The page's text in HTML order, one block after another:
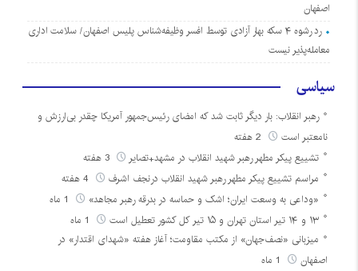
اصفهان
رد رشوه ۴ سکه بهار آزادی توسط افسر وظیفه‌شناس پلیس اصفهان/ سلامت اداری
معامله‌پذیر نیست
سیاسی
رهبر انقلاب: بار دیگر ثابت شد که امضای رئیس‌جمهور آمریکا چقدر بی‌ارزش و
نامعتبر است
تشییع پیکر مطهر رهبر شهید انقلاب در مشهد+تصایر
3 هفته
مراسم تشییع پیکر مطهر رهبر شهید انقلاب درنجف اشرف
«وداعی به وسعت ایران؛ اشک و حماسه در بدرقه رهبر مجاهد»
۱۳ و ۱۴ تیر استان تهران و ۱۵ تیر کل کشور تعطیل است
میزبانی «نصف‌جهان» از مکتب مقاومت؛ آغاز هفته «شهدای اقتدار» در
اصفهان